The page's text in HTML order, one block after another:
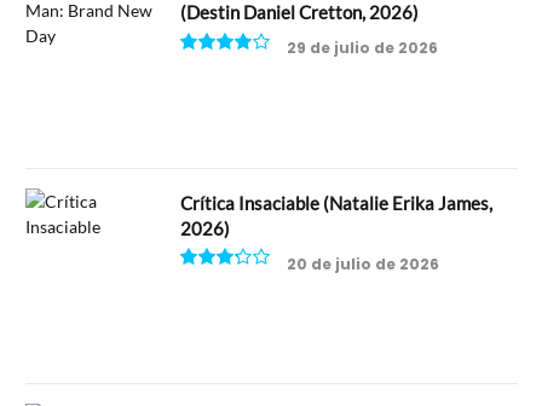
(Destin Daniel Cretton, 2026)
29 de julio de 2026
Crítica Insaciable (Natalie Erika James,
2026)
20 de julio de 2026